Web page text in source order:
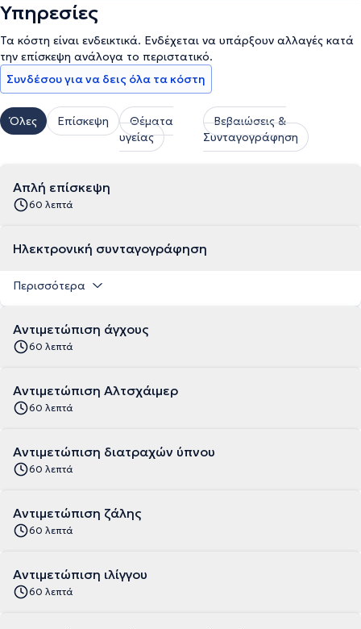
Υπηρεσίες
Τα κόστη είναι ενδεικτικά. Ενδέχεται να υπάρξουν αλλαγές κατά
την επίσκεψη ανάλογα το περιστατικό.
Συνδέσου για να δεις όλα τα κόστη
Όλες Επίσκεψη
Θέματα
υγείας
Βεβαιώσεις &
Συνταγογράφηση
Απλή επίσκεψη
60 λεπτά
Ηλεκτρονική συνταγογράφηση
Περισσότερα
Αντιμετώπιση άγχους
60 λεπτά
Αντιμετώπιση Αλτσχάιμερ
60 λεπτά
Αντιμετώπιση διατραχών ύπνου
60 λεπτά
Αντιμετώπιση ζάλης
60 λεπτά
Αντιμετώπιση ιλίγγου
60 λεπτά